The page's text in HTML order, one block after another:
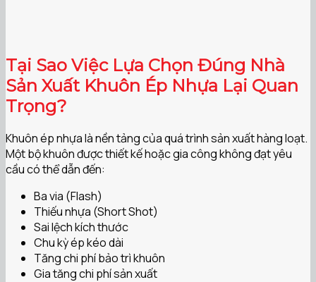
Tại Sao Việc Lựa Chọn Đúng Nhà
Sản Xuất Khuôn Ép Nhựa Lại Quan
Trọng?
Khuôn ép nhựa là nền tảng của quá trình sản xuất hàng loạt.
Một bộ khuôn được thiết kế hoặc gia công không đạt yêu
cầu có thể dẫn đến:
Ba via (Flash)
Thiếu nhựa (Short Shot)
Sai lệch kích thước
Chu kỳ ép kéo dài
Tăng chi phí bảo trì khuôn
Gia tăng chi phí sản xuất